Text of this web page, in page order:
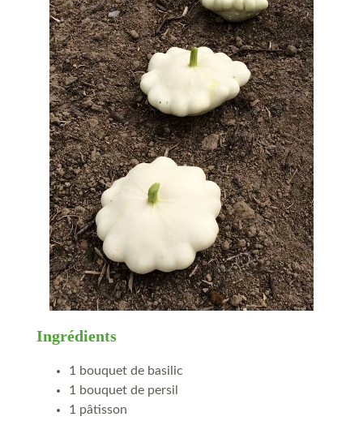
Ingrédients
1 bouquet de basilic
1 bouquet de persil
1 pâtisson